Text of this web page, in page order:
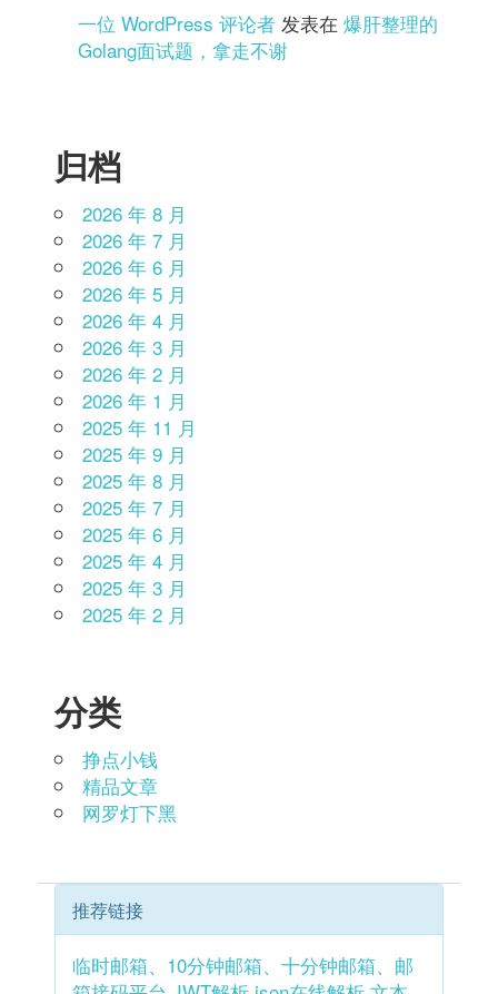
一位 WordPress 评论者 发表在爆肝整理的
Golang面试题，拿走不谢
归档
2026 年 8 月
2026 年 7 月
2026 年 6 月
2026 年 5 月
2026 年 4 月
2026 年 3 月
2026 年 2 月
2026 年 1 月
2025 年 11 月
2025 年 9 月
2025 年 8 月
2025 年 7 月
2025 年 6 月
2025 年 4 月
2025 年 3 月
2025 年 2 月
分类
挣点小钱
精品文章
网罗灯下黑
推荐链接
临时邮箱、10分钟邮箱、十分钟邮箱、邮